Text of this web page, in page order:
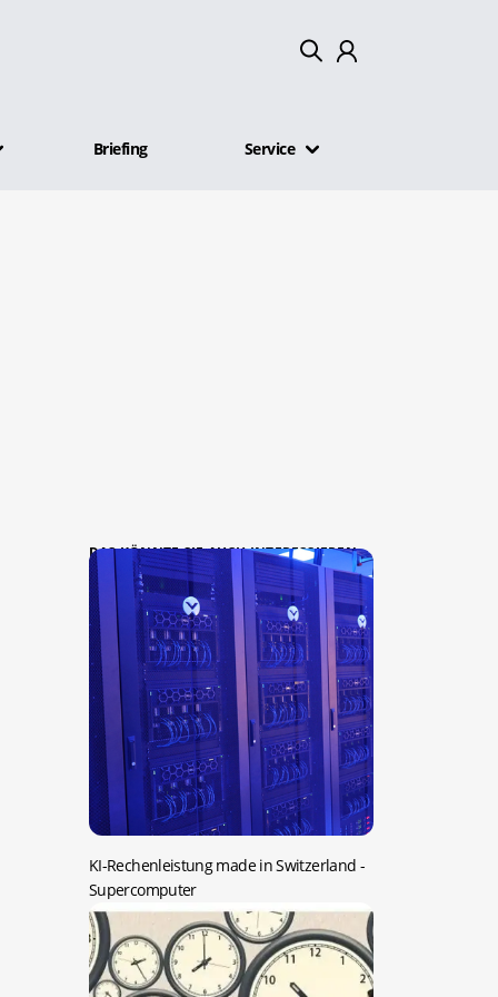
Briefing Service
DAS KÖNNTE SIE AUCH INTERESSIEREN:
KI-Rechenleistung made in Switzerland -
Supercomputer